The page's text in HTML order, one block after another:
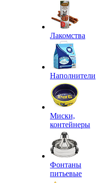
Лакомства
Наполнители
Миски,
контейнеры
Фонтаны
питьевые